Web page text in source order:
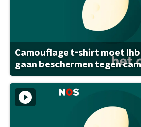
Camouflage t-shirt moet
gaan beschermen tegen